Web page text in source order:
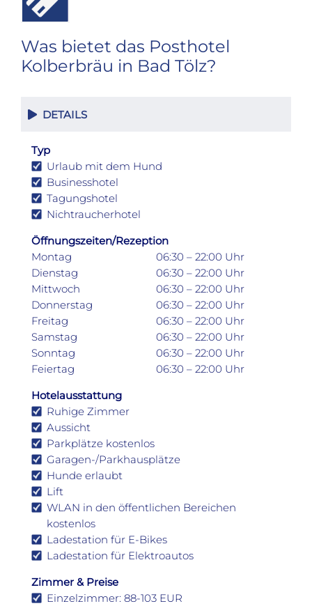
Was bietet das Posthotel
Kolberbräu in Bad Tölz?
DETAILS
Typ
Urlaub mit dem Hund
Businesshotel
Tagungshotel
Nichtraucherhotel
Öffnungszeiten/Rezeption
Montag
06:30 – 22:00 Uhr
Dienstag
06:30 – 22:00 Uhr
Mittwoch
06:30 – 22:00 Uhr
Donnerstag
06:30 – 22:00 Uhr
Freitag
06:30 – 22:00 Uhr
Samstag
06:30 – 22:00 Uhr
Sonntag
06:30 – 22:00 Uhr
Feiertag
06:30 – 22:00 Uhr
Hotelausstattung
Ruhige Zimmer
Aussicht
Parkplätze kostenlos
Garagen-/Parkhausplätze
Hunde erlaubt
Lift
WLAN in den öffentlichen Bereichen
kostenlos
Ladestation für E-Bikes
Ladestation für Elektroautos
Zimmer & Preise
Einzelzimmer: 88-103 EUR